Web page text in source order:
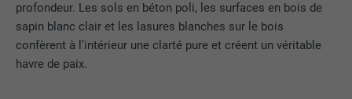
profondeur. Les sols en béton poli, les surfaces en bois de
sapin blanc clair et les lasures blanches sur le bois
confèrent à l’intérieur une clarté pure et créent un véritable
havre de paix.